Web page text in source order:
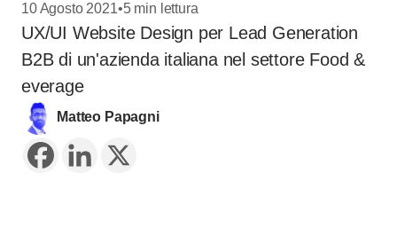
10 Agosto 2021•5 min lettura
UX/UI Website Design per Lead Generation
B2B di un'azienda italiana nel settore Food &
everage
Matteo Papagni